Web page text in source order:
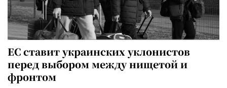
ЕС ставит украинских уклонистов
перед выбором между нищетой и
фронтом